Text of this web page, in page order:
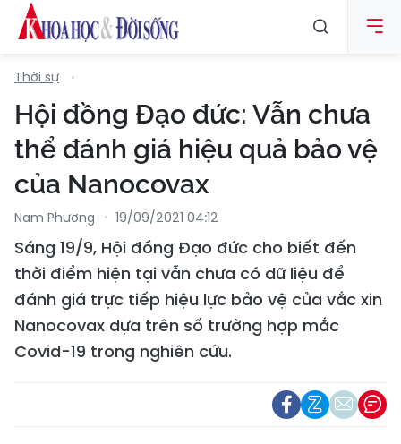
Thời sự
Hội đồng Đạo đức: Vẫn chưa
thể đánh giá hiệu quả bảo vệ
của Nanocovax
Nam Phương 19/09/2021 04:12
Sáng 19/9, Hội đồng Đạo đức cho biết đến
thời điểm hiện tại vẫn chưa có dữ liệu để
đánh giá trực tiếp hiệu lực bảo vệ của vắc xin
Nanocovax dựa trên số trường hợp mắc
Covid-19 trong nghiên cứu.